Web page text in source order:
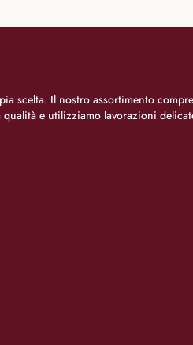
Il nostro assortimento
e utilizziamo lavorazioni